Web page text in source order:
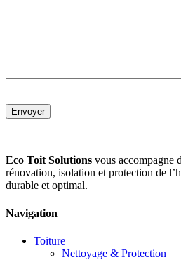
Eco Toit Solutions vous accompagne
rénovation, isolation et protection de
durable et optimal.
Navigation
Toiture
Nettoyage & Protection